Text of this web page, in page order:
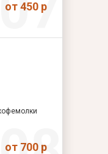
от 450 р
от 700 р